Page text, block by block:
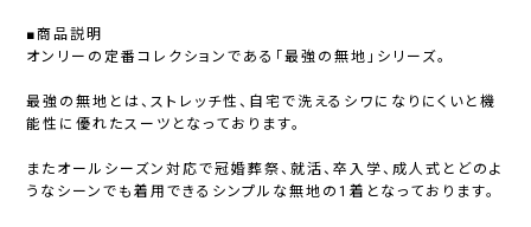
■商品説明
オンリーの定番コレクションである「最強の無地」シリーズ。
最強の無地とは、ストレッチ性、自宅で洗えるシワになりにくいと機
能性に優れたスーツとなっております。
またオールシーズン対応で冠婚葬祭、就活、卒入学、成人式とどのよ
うなシーンでも着用できるシンプルな無地の1着となっております。